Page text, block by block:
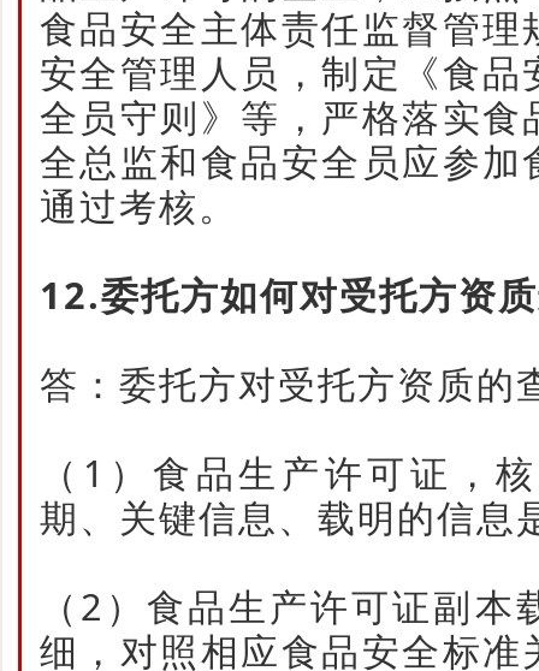
食品安全主体责任监督管
安全管理人员，制定《食
全员守则》等，严格落实
全总监和食品安全员应参
通过考核。
12.委托方如何对受托方资
答：委托方对受托方资质的
（1）食品生产许可证，
期、关键信息、载明的信息
（2）食品生产许可证副
细，对照相应食品安全标